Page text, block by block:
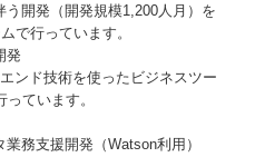
開発（開発規模1,200人月）を
で行っています。
発
ンド技術を使ったビジネスツー
ています。
務支援開発（Watson利用）